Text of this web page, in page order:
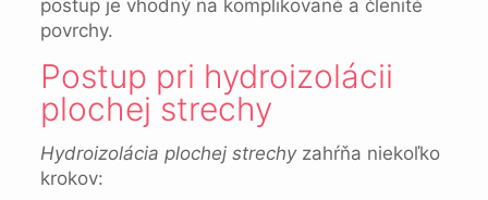
postup je vhodný na komplikované a členité
povrchy.
Postup pri hydroizolácii
plochej strechy
Hydroizolácia plochej strechyzahŕňa niekoľko
krokov: